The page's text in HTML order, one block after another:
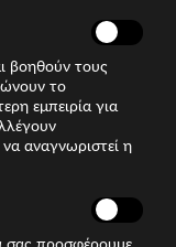
βοηθούν τους
το
εμπειρία για
αναγνωριστεί η